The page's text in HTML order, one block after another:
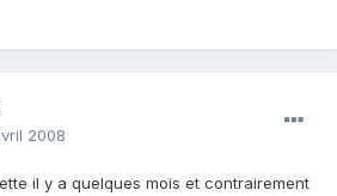
2008
il y a quelques mois et contrairement